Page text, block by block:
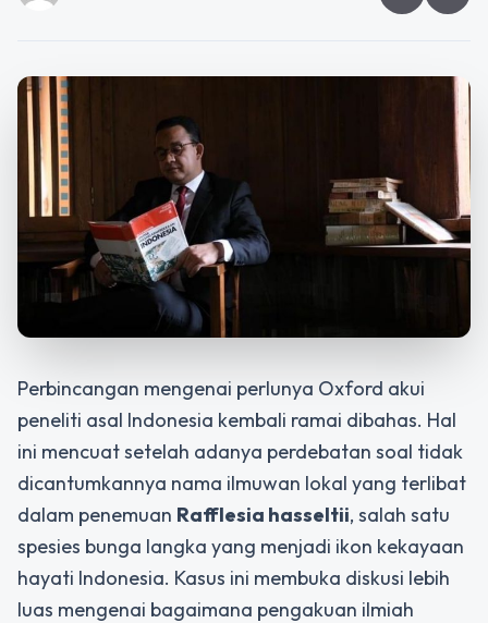
Perbincangan mengenai perlunya Oxford akui
peneliti asal Indonesia kembali ramai dibahas. Hal
ini mencuat setelah adanya perdebatan soal tidak
dicantumkannya nama ilmuwan lokal yang terlibat
dalam penemuan Rafflesia hasseltii, salah satu
spesies bunga langka yang menjadi ikon kekayaan
hayati Indonesia. Kasus ini membuka diskusi lebih
luas mengenai bagaimana pengakuan ilmiah